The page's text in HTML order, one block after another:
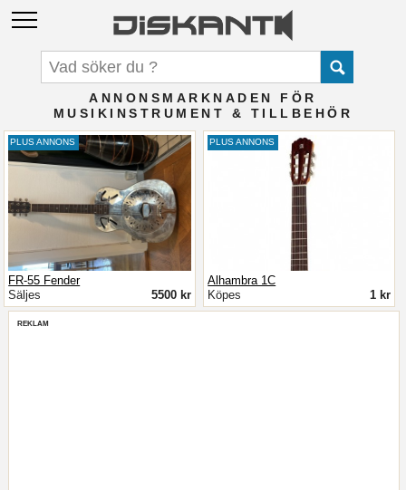
ANNONSMARKNADEN FÖR
MUSIKINSTRUMENT & TILLBEHÖR
PLUS ANNONS
FR-55 Fender
5500 kr
Säljes
PLUS ANNONS
Alhambra 1C
1 kr
Köpes
REKLAM